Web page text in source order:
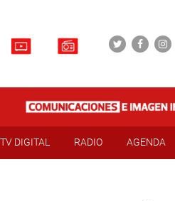
TV DIGITAL RADIO AGENDA